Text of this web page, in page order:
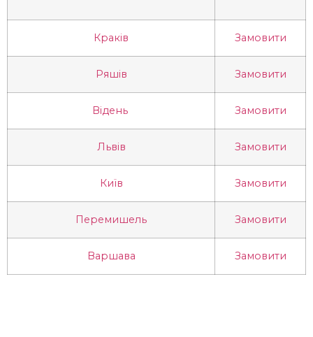
Краків Замовити
Ряшів Замовити
Відень Замовити
Львів Замовити
Київ Замовити
Перемишель Замовити
Варшава Замовити